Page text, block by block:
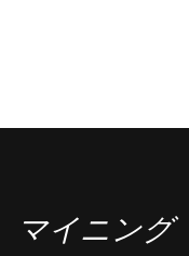
マイニング